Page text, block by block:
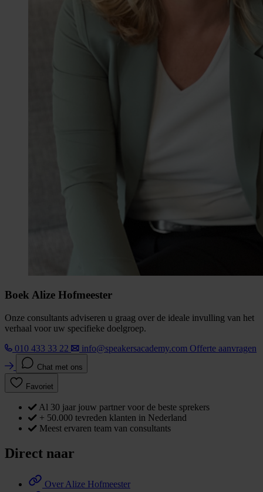
Boek Alize Hofmeester
Onze consultants adviseren u graag over de ideale invulling van het
verhaal voor uw specifieke doelgroep.
010 433 33 22
info@speakersacademy.com Offerte aanvragen
Chat met ons
Favoriet
Al 30 jaar jouw partner voor de beste sprekers
+ 50.000 tevreden klanten in Nederland
Meest ervaren team van consultants
Direct naar
Over Alize Hofmeester